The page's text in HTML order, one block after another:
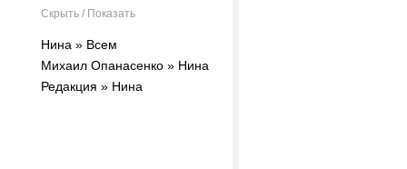
Скрыть / Показать
Нина » Всем
Михаил Опанасенко » Нина
Редакция » Нина